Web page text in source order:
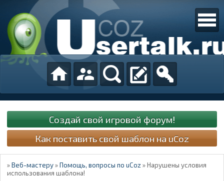
Создай свой игровой форум!
Как поставить свой шаблон на uCoz
»Веб-мастеру »Помощь, вопросы по uCoz »Нарушены условия
использования шаблона!